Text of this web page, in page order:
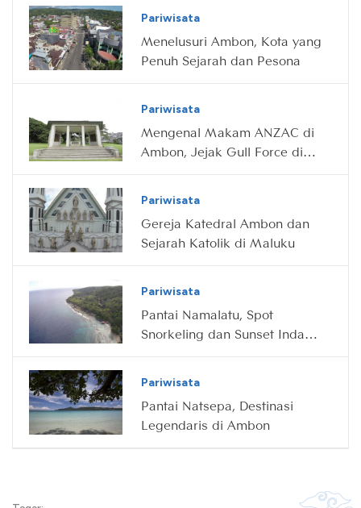
Pariwisata
Menelusuri Ambon, Kota yang
Penuh Sejarah dan Pesona
Pariwisata
Mengenal Makam ANZAC di
Ambon, Jejak Gull Force di
Pariwisata
Gereja Katedral Ambon dan
Sejarah Katolik di Maluku
Pariwisata
Pantai Namalatu, Spot
Snorkeling dan Sunset Indah
Pariwisata
Pantai Natsepa, Destinasi
Legendaris di Ambon